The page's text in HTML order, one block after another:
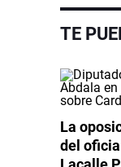
TE
La
del